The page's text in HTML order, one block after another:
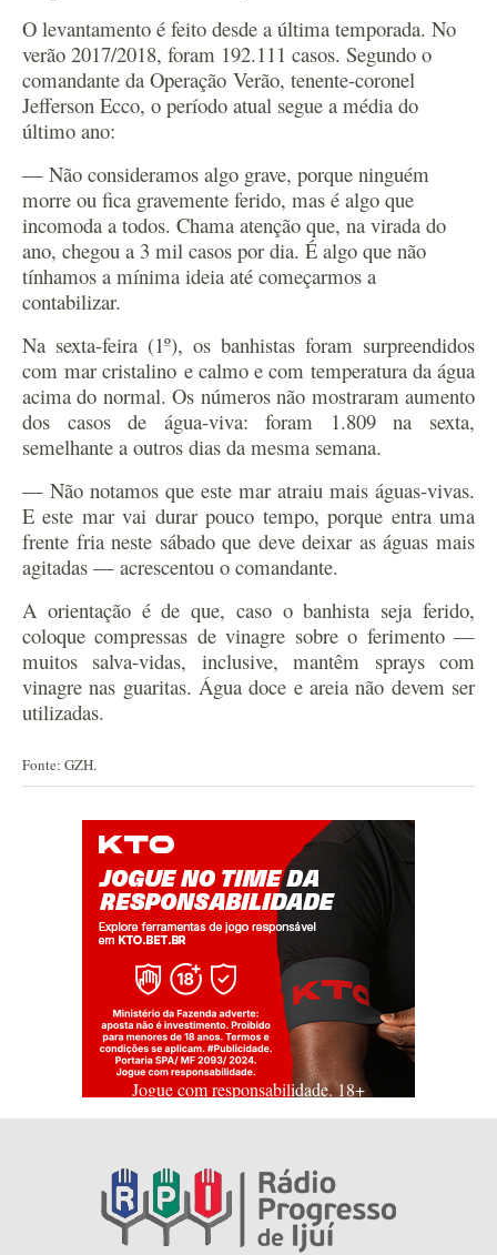
O levantamento é feito desde a última temporada. No
verão 2017/2018, foram 192.111 casos. Segundo o
comandante da Operação Verão, tenente-coronel
Jefferson Ecco, o período atual segue a média do
último ano:
— Não consideramos algo grave, porque ninguém
morre ou fica gravemente ferido, mas é algo que
incomoda a todos. Chama atenção que, na virada do
ano, chegou a 3 mil casos por dia. É algo que não
tínhamos a mínima ideia até começarmos a
contabilizar.
Na sexta-feira (1º), os banhistas foram surpreendidos
com mar cristalino e calmo e com temperatura da água
acima do normal. Os números não mostraram aumento
dos casos de água-viva: foram 1.809 na sexta,
semelhante a outros dias da mesma semana.
— Não notamos que este mar atraiu mais águas-vivas.
E este mar vai durar pouco tempo, porque entra uma
frente fria neste sábado que deve deixar as águas mais
agitadas — acrescentou o comandante.
A orientação é de que, caso o banhista seja ferido,
coloque compressas de vinagre sobre o ferimento —
muitos salva-vidas, inclusive, mantêm sprays com
vinagre nas guaritas. Água doce e areia não devem ser
utilizadas.
Fonte: GZH.
Jogue com responsabilidade. 18+